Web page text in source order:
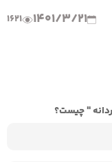
1401/3/21
1621